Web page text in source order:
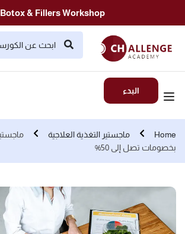
Botox & Fillers Workshop
البدء
Home ماجستير التغذية العلاجية
بخصومات تصل إلى 50%